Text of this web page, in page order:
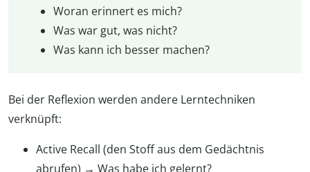
Woran erinnert es mich?
Was war gut, was nicht?
Was kann ich besser machen?
Bei der Reflexion werden andere Lerntechniken
verknüpft:
Active Recall (den Stoff aus dem Gedächtnis
abrufen) → Was habe ich gelernt?